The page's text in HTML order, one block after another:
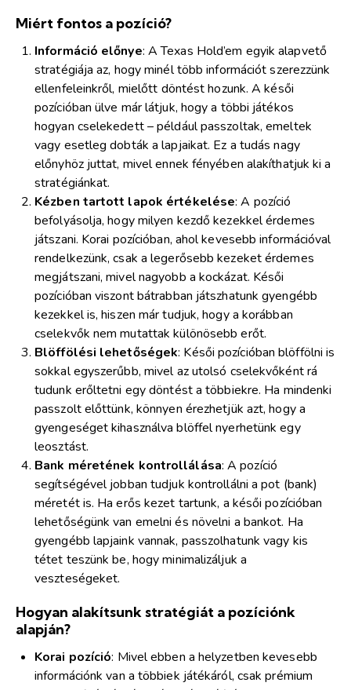
Miért fontos a pozíció?
Információ előnye: A Texas Hold’em egyik alapvető
stratégiája az, hogy minél több információt szerezzünk
ellenfeleinkről, mielőtt döntést hozunk. A késői
pozícióban ülve már látjuk, hogy a többi játékos
hogyan cselekedett – például passzoltak, emeltek
vagy esetleg dobták a lapjaikat. Ez a tudás nagy
előnyhöz juttat, mivel ennek fényében alakíthatjuk ki a
stratégiánkat.
Kézben tartott lapok értékelése: A pozíció
befolyásolja, hogy milyen kezdő kezekkel érdemes
játszani. Korai pozícióban, ahol kevesebb információval
rendelkezünk, csak a legerősebb kezeket érdemes
megjátszani, mivel nagyobb a kockázat. Késői
pozícióban viszont bátrabban játszhatunk gyengébb
kezekkel is, hiszen már tudjuk, hogy a korábban
cselekvők nem mutattak különösebb erőt.
Blöffölési lehetőségek: Késői pozícióban blöffölni is
sokkal egyszerűbb, mivel az utolsó cselekvőként rá
tudunk erőltetni egy döntést a többiekre. Ha mindenki
passzolt előttünk, könnyen érezhetjük azt, hogy a
gyengeséget kihasználva blöffel nyerhetünk egy
leosztást.
Bank méretének kontrollálása: A pozíció
segítségével jobban tudjuk kontrollálni a pot (bank)
méretét is. Ha erős kezet tartunk, a késői pozícióban
lehetőségünk van emelni és növelni a bankot. Ha
gyengébb lapjaink vannak, passzolhatunk vagy kis
tétet teszünk be, hogy minimalizáljuk a
veszteségeket.
Hogyan alakítsunk stratégiát a pozíciónk
alapján?
Korai pozíció: Mivel ebben a helyzetben kevesebb
információnk van a többiek játékáról, csak prémium